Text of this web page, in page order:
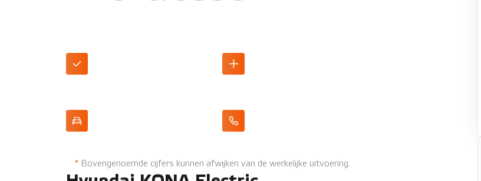
*Bovengenoemde cijfers kunnen afwijken van de werkelijke uitvoering.